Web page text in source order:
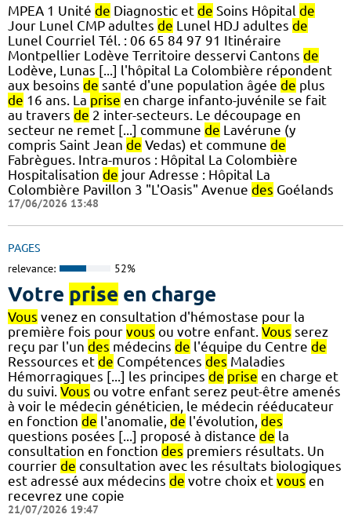
MPEA 1 Unité de Diagnostic et de Soins Hôpital de
Jour Lunel CMP adultes de Lunel HDJ adultes de
Lunel Courriel Tél. : 06 65 84 97 91 Itinéraire
Montpellier Lodève Territoire desservi Cantons de
Lodève, Lunas [...] l'hôpital La Colombière répondent
aux besoins de santé d'une population âgée de plus
de 16 ans. La prise en charge infanto-juvénile se fait
au travers de 2 inter-secteurs. Le découpage en
secteur ne remet [...] commune de Lavérune (y
compris Saint Jean de Vedas) et commune de
Fabrègues. Intra-muros : Hôpital La Colombière
Hospitalisation de jour Adresse : Hôpital La
Colombière Pavillon 3 "L'Oasis" Avenue des Goélands
17/06/2026 13:48
PAGES
relevance: 52%
Votre prise en charge
Vous venez en consultation d'hémostase pour la
première fois pour vous ou votre enfant. Vous serez
reçu par l'un des médecins de l'équipe du Centre de
Ressources et de Compétences des Maladies
Hémorragiques [...] les principes de prise en charge et
du suivi. Vous ou votre enfant serez peut-être amenés
à voir le médecin généticien, le médecin rééducateur
en fonction de l'anomalie, de l'évolution, des
questions posées [...] proposé à distance de la
consultation en fonction des premiers résultats. Un
courrier de consultation avec les résultats biologiques
est adressé aux médecins de votre choix et vous en
recevrez une copie
21/07/2026 19:47